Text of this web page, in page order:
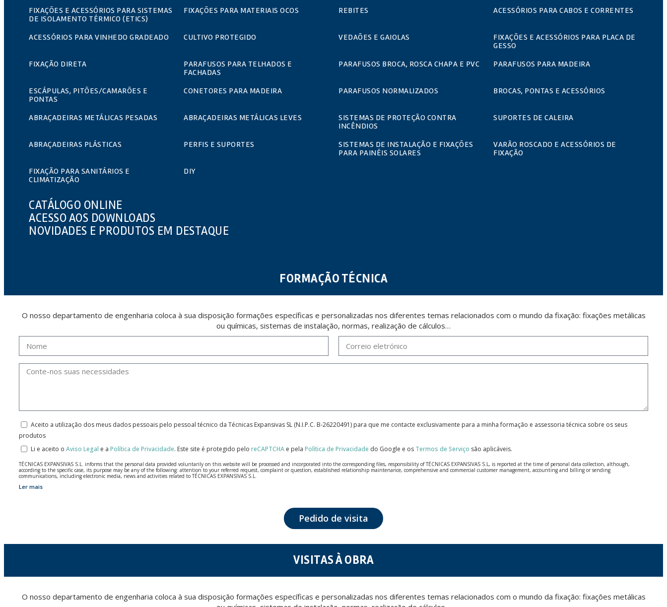
FIXAÇÕES E ACESSÓRIOS PARA SISTEMAS
DE ISOLAMENTO TÉRMICO (ETICS)
FIXAÇÕES PARA MATERIAIS OCOS REBITES ACESSÓRIOS PARA CABOS E CORRENTES
ACESSÓRIOS PARA VINHEDO GRADEADO CULTIVO PROTEGIDO VEDAÕES E GAIOLAS
FIXAÇÕES E ACESSÓRIOS PARA PLACA DE
GESSO
FIXAÇÃO DIRETA
PARAFUSOS PARA TELHADOS E
FACHADAS
PARAFUSOS BROCA, ROSCA CHAPA E PVC PARAFUSOS PARA MADEIRA
ESCÁPULAS, PITÕES/CAMARÕES E
PONTAS
CONETORES PARA MADEIRA PARAFUSOS NORMALIZADOS BROCAS, PONTAS E ACESSÓRIOS
ABRAÇADEIRAS METÁLICAS PESADAS ABRAÇADEIRAS METÁLICAS LEVES
SISTEMAS DE PROTEÇÃO CONTRA
INCÊNDIOS
SUPORTES DE CALEIRA
ABRAÇADEIRAS PLÁSTICAS PERFIS E SUPORTES
SISTEMAS DE INSTALAÇÃO E FIXAÇÕES
PARA PAINÉIS SOLARES
VARÃO ROSCADO E ACESSÓRIOS DE
FIXAÇÃO
FIXAÇÃO PARA SANITÁRIOS E
CLIMATIZAÇÃO
DIY
CATÁLOGO ONLINE
ACESSO AOS DOWNLOADS
NOVIDADES E PRODUTOS EM DESTAQUE
FORMAÇÃO TÉCNICA
O nosso departamento de engenharia coloca à sua disposição formações específicas e personalizadas nos diferentes temas relacionados com o mundo da fixação: fixações metálicas
ou químicas, sistemas de instalação, normas, realização de cálculos…
Aceito a utilização dos meus dados pessoais pelo pessoal técnico da Técnicas Expansivas SL (N.I.P.C. B-26220491) para que me contacte exclusivamente para a minha formação e assessoria técnica sobre os seus
produtos
Li e aceito o Aviso Legal e a Política de Privacidade. Este site é protegido pelo reCAPTCHA e pela Política de Privacidade do Google e os Termos de Serviço são aplicáveis.
TÉCNICAS EXPANSIVAS S.L. informs that the personal data provided voluntarily on this website will be processed and incorporated into the corresponding files, responsibility of TÉCNICAS EXPANSIVAS S.L, is reported at the time of personal data collection, although,
according to the specific case, its purpose may be any of the following: attention to your referred request, complaint or question, established relationship maintenance, comprehensive and commercial customer management, accounting and billing or sending
communications, including electronic media, news and activities related to TÉCNICAS EXPANSIVAS S.L.
The data in our files are strictly confidential and shall be treated with the utmost confidentiality and shall comply with all the requirements provided for the General Data Protection Regulation (GDPR) 2016.
The user may at any time exercise their rights of access, rectification, cancellation and opposition under the provisions of the General Data Protection Regulation (GDPR) 2016 by sending a letter together with a photocopy of your ID, to P.I. La Portalada II | c/ Segador 13,
Ler mais
Pedido de visita
VISITAS À OBRA
O nosso departamento de engenharia coloca à sua disposição formações específicas e personalizadas nos diferentes temas relacionados com o mundo da fixação: fixações metálicas